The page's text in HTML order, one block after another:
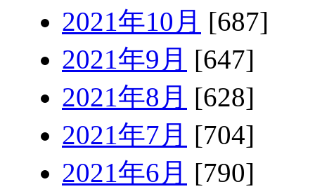
2021年10月 [687]
2021年9月 [647]
2021年8月 [628]
2021年7月 [704]
2021年6月 [790]